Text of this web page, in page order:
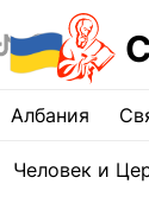
Албания
Человек и